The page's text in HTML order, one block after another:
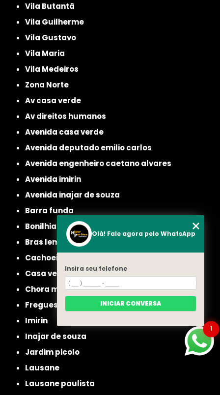
Vila Butantã
Vila Guilherme
Vila Gustavo
Vila Maria
Vila Medeiros
Zona Norte
av casa verde
av direitos humanos
avenida casa verde
avenida deputado emilio carlos
avenida engenheiro caetano alvares
avenida imirin
avenida inajar de souza
barra funda
bonilhia
bras leme
cachoeirinha
casa verde
chora menino
freguesia do ó
imirin
inajar de souza
jardim picolo
lausane
lausane paulista
1
Olá! Fale agora pelo WhatsApp
Insira seu telefone
INICIAR CONVERSA